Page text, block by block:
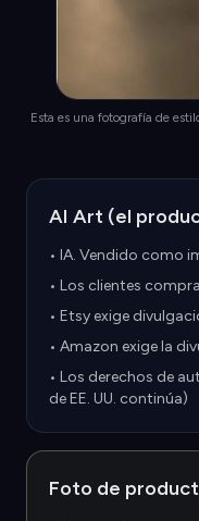
Esta es una fotografía de
AI Art (el
• IA. Vendido como
• Los clientes
• Etsy exige
• Amazon exige la
• Los derechos de
de EE. UU. continúa)
Foto de